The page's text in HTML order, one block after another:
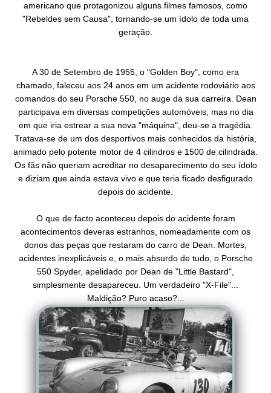
americano que protagonizou alguns filmes famosos, como
"Rebeldes sem Causa", tornando-se um ídolo de toda uma
geração.
A 30 de Setembro de 1955, o "Golden Boy", como era
chamado, faleceu aos 24 anos em um acidente rodoviário aos
comandos do seu Porsche 550, no auge da sua carreira. Dean
participava em diversas competições automóveis, mas no dia
em que iria estrear a sua nova "máquina", deu-se a tragédia.
Tratava-se de um dos desportivos mais conhecidos da história,
animado pelo potente motor de 4 cilindros e 1500 de cilindrada.
Os fãs não queriam acreditar no desaparecimento do seu ídolo
e diziam que ainda estava vivo e que teria ficado desfigurado
depois do acidente.
O que de facto aconteceu depois do acidente foram
acontecimentos deveras estranhos, nomeadamente com os
donos das peças que restaram do carro de Dean. Mortes,
acidentes inexplicáveis e, o mais absurdo de tudo, o Porsche
550 Spyder, apelidado por Dean de "Little Bastard",
simplesmente desapareceu. Um verdadeiro "X-File"...
Maldição? Puro acaso?...